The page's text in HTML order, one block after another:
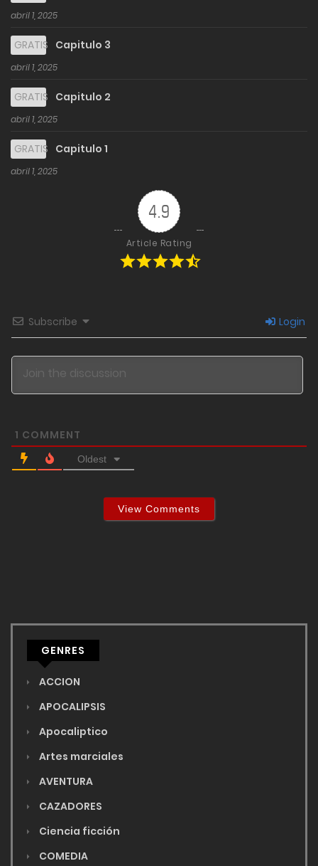
abril 1, 2025
GRATIS Capitulo 3
abril 1, 2025
GRATIS Capitulo 2
abril 1, 2025
GRATIS Capitulo 1
abril 1, 2025
4.9
Article Rating
Subscribe Login
1 COMMENT
Oldest
View Comments
GENRES
ACCION
APOCALIPSIS
Apocaliptico
Artes marciales
AVENTURA
CAZADORES
Ciencia ficción
COMEDIA